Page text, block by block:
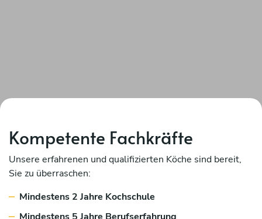
Kompetente Fachkräfte
Unsere erfahrenen und qualifizierten Köche sind bereit,
Sie zu überraschen:
Mindestens 2 Jahre Kochschule